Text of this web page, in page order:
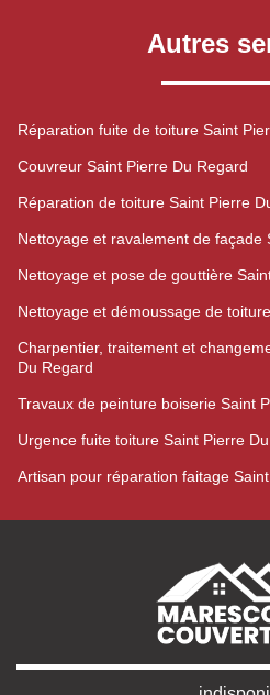
Autres
Réparation fuite de toiture Saint
Couvreur Saint Pierre Du Regard
Réparation de toiture Saint Pierre
Nettoyage et ravalement de façade
Nettoyage et pose de gouttière
Nettoyage et démoussage de
Charpentier, traitement et
Du Regard
Travaux de peinture boiserie Saint
Urgence fuite toiture Saint Pierre
Artisan pour réparation faitage